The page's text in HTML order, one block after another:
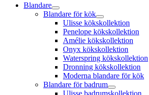
Blandare
Blandare för kök
Ulisse kökskollektion
Penelope kökskollektion
Amélie kökskollektion
Onyx kökskollektion
Waterspring kökskollektion
Dronning kökskollektion
Moderna blandare för kök
Blandare för badrum
Ulisse badrumskollektion